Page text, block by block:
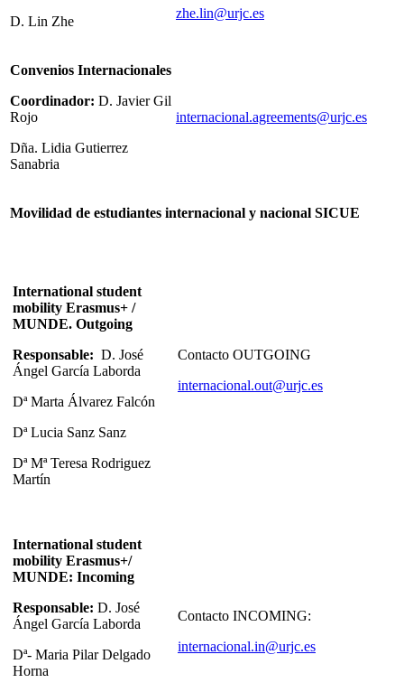
D. Lin Zhe
zhe.lin@urjc.es
Convenios Internacionales
Coordinador: D. Javier Gil
Rojo
Dña. Lidia Gutierrez
Sanabria
internacional.agreements@urjc.es
Movilidad de estudiantes internacional y nacional SICUE
International student
mobility Erasmus+ /
MUNDE. Outgoing
Responsable: D. José
Ángel García Laborda
Dª Marta Álvarez Falcón
Dª Lucia Sanz Sanz
Dª Mª Teresa Rodriguez
Martín
Contacto OUTGOING
internacional.out@urjc.es
International student
mobility Erasmus+/
MUNDE: Incoming
Responsable: D. José
Ángel García Laborda
Dª- Maria Pilar Delgado
Horna
Contacto INCOMING:
internacional.in@urjc.es